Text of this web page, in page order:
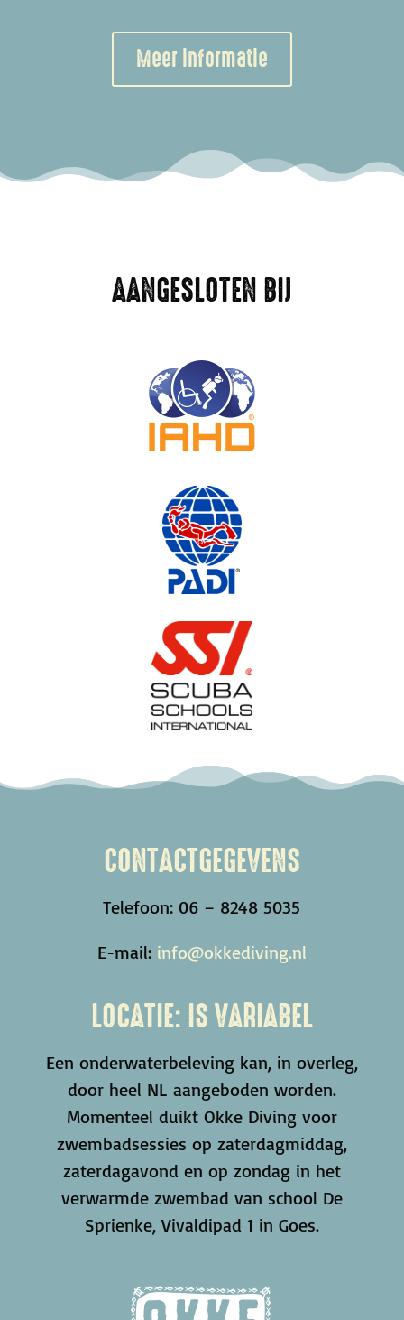
Meer informatie
AANGESLOTEN BIJ
CONTACTGEGEVENS
Telefoon: 06 – 8248 5035
E-mail: info@okkediving.nl
LOCATIE: IS VARIABEL
Een onderwaterbeleving kan, in overleg,
door heel NL aangeboden worden.
Momenteel duikt Okke Diving voor
zwembadsessies op zaterdagmiddag,
zaterdagavond en op zondag in het
verwarmde zwembad van school De
Sprienke, Vivaldipad 1 in Goes.